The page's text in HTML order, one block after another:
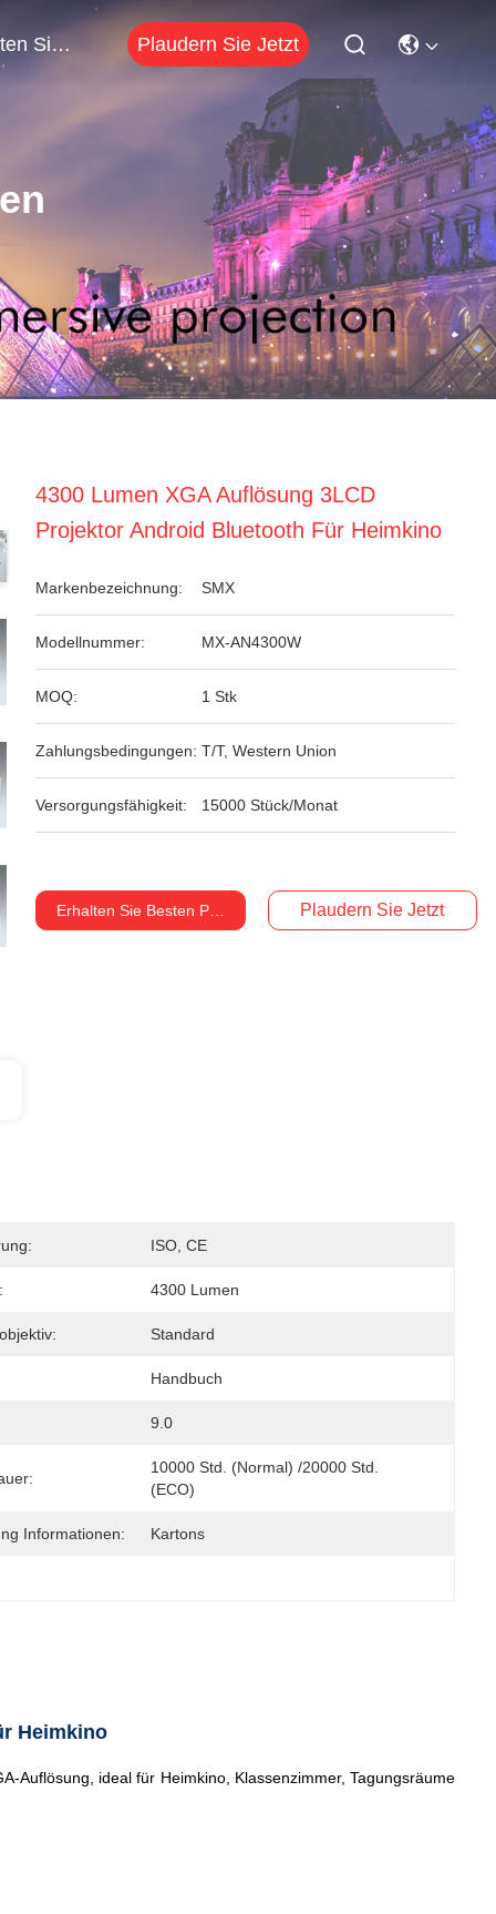
Treten Sie Mit Uns In Verbindung Plaudern Sie Jetzt
4300 Lumen XGA Auflösung 3LCD
Projektor Android Bluetooth Für Heimkino
Markenbezeichnung: SMX
Modellnummer: MX-AN4300W
MOQ: 1 Stk
Zahlungsbedingungen: T/T, Western Union
Versorgungsfähigkeit: 15000 Stück/Monat
Erhalten Sie Besten Preis Plaudern Sie Jetzt
ISO, CE
4300 Lumen
Standard
Handbuch
9.0
10000 Std. (Normal) /20000 Std.
(ECO)
Informationen: Kartons
Heimkino
Auflösung, ideal für Heimkino, Klassenzimmer, Tagungsräume